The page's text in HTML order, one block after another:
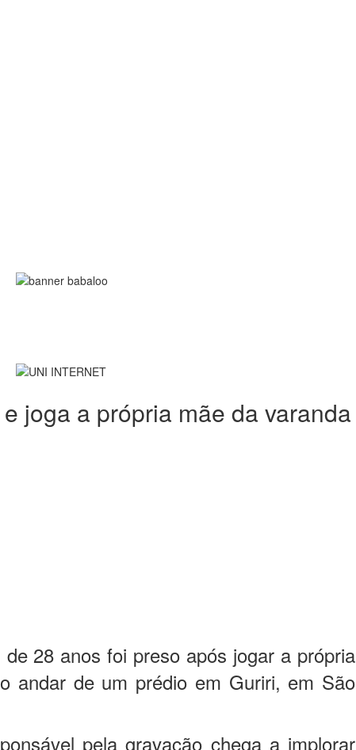
joga a própria mãe da varanda
28 anos foi preso após jogar a própria
andar de um prédio em Guriri, em São
pela gravação chega a implorar